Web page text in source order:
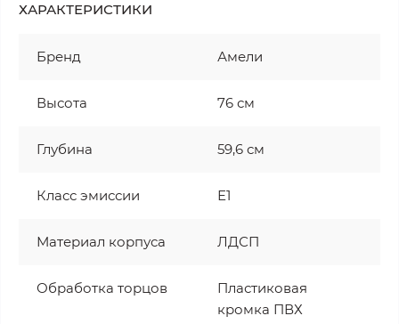
ХАРАКТЕРИСТИКИ
Бренд Амели
Высота 76 см
Глубина 59,6 см
Класс эмиссии Е1
Материал корпуса ЛДСП
Обработка торцов
Пластиковая
кромка ПВХ